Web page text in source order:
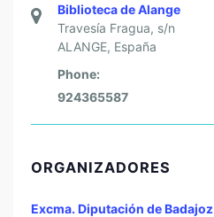
Biblioteca de Alange
Travesía Fragua, s/n
ALANGE, España
Phone:
924365587
ORGANIZADORES
Excma. Diputación de Badajoz